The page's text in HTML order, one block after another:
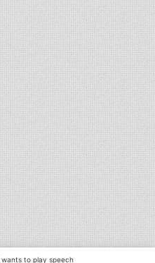
wants to play speech